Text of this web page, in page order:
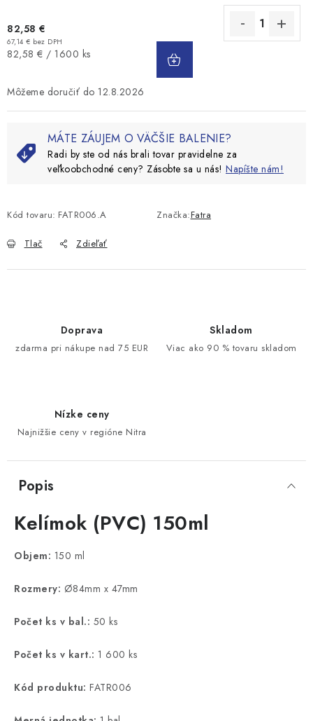
82,58 €
67,14 € bez DPH
Jednotková
82,58 € / 1600 ks
12.8.2026
MÁTE ZÁUJEM O VÄČŠIE BALENIE?
Radi by ste od nás brali tovar pravidelne za
veľkoobchodné ceny? Zásobte sa u nás! Napíšte nám!
Kód tovaru: FATR006.A Značka:Fatra
Tlač Zdieľať
Doprava
zdarma pri nákupe nad 75 EUR
Skladom
Viac ako 90 % tovaru skladom
Nízke ceny
Najnižšie ceny v regióne Nitra
Popis
Kelímok (PVC) 150ml
Objem: 150 ml
Rozmery: Ø84mm x 47mm
Počet ks v bal.: 50 ks
Počet ks v kart.: 1 600 ks
Kód produktu: FATR006